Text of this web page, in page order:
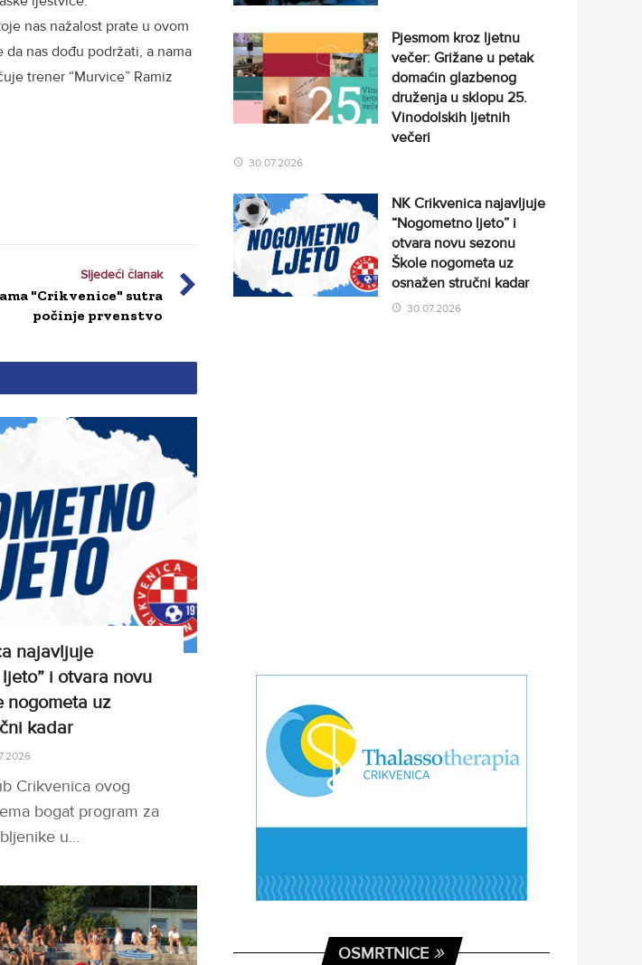
nas nažalost prate u ovom
nas dođu podržati, a nama
trener “Murvice” Ramiz
Sljedeći članak
"Crikvenice" sutra
počinje prvenstvo
najavljuje
i otvara novu
nogometa uz
kadar
Crikvenica ovog
bogat program za
u…
Pjesmom kroz ljetnu
večer: Grižane u petak
domaćin glazbenog
druženja u sklopu 25.
Vinodolskih ljetnih
večeri
30.07.2026
NK Crikvenica najavljuje
“Nogometno ljeto” i
otvara novu sezonu
Škole nogometa uz
osnažen stručni kadar
30.07.2026
OSMRTNICE